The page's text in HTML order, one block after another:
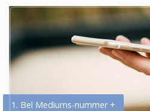
1. Bel Mediums-nummer +